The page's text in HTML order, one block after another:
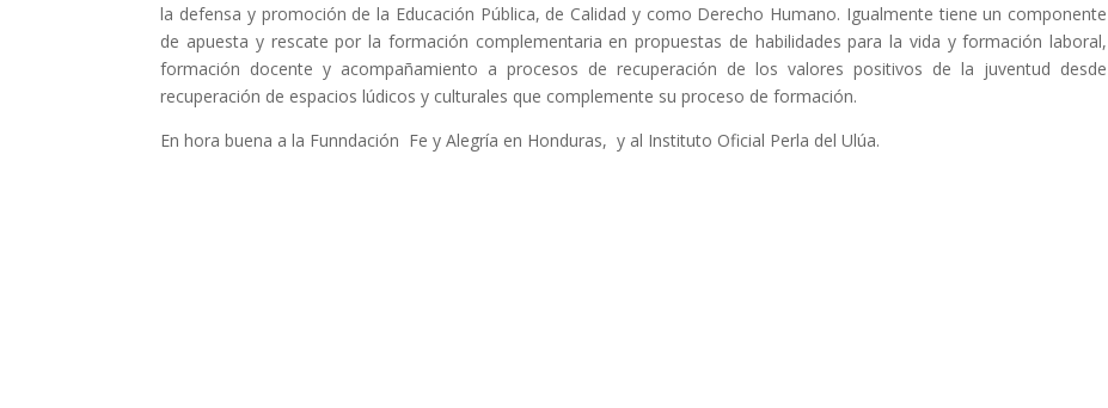
la defensa y promoción de la Educación Pública, de Calidad y como Derecho Humano. Igualmente tiene un componente
de apuesta y rescate por la formación complementaria en propuestas de habilidades para la vida y formación laboral,
formación docente y acompañamiento a procesos de recuperación de los valores positivos de la juventud desde
recuperación de espacios lúdicos y culturales que complemente su proceso de formación.
En hora buena a la Funndación Fe y Alegría en Honduras, y al Instituto Oficial Perla del Ulúa.